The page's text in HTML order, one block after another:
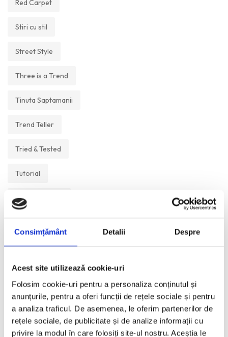
Consimțământ Detalii Despre
Acest site utilizează cookie-uri
Folosim cookie-uri pentru a personaliza conținutul și
anunțurile, pentru a oferi funcții de rețele sociale și pentru
a analiza traficul. De asemenea, le oferim partenerilor de
rețele sociale, de publicitate și de analize informații cu
privire la modul în care folosiți site-ul nostru. Aceștia le
Red Carpet
Stiri cu stil
Street Style
Three is a Trend
Tinuta Saptamanii
Trend Teller
Tried & Tested
Tutorial
Un Muzeu Pe Zi
Visual Postcards
We like
ANI: